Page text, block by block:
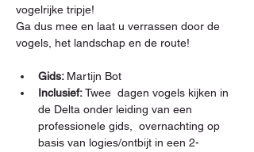
vogelrijke tripje!
Ga dus mee en laat u verrassen door de
vogels, het landschap en de route!
Gids: Martijn Bot
Inclusief: Twee  dagen vogels kijken in
de Delta onder leiding van een
professionele gids,  overnachting op
basis van logies/ontbijt in een 2-